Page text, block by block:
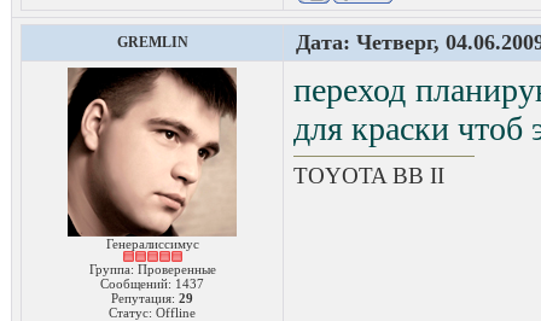
GREMLIN Дата: Четверг,
Генералиссимус
Группа: Проверенные
Сообщений: 1437
Репутация: 29
Статус: Offline
переход
для краски чтоб
TOYOTA ВВ II